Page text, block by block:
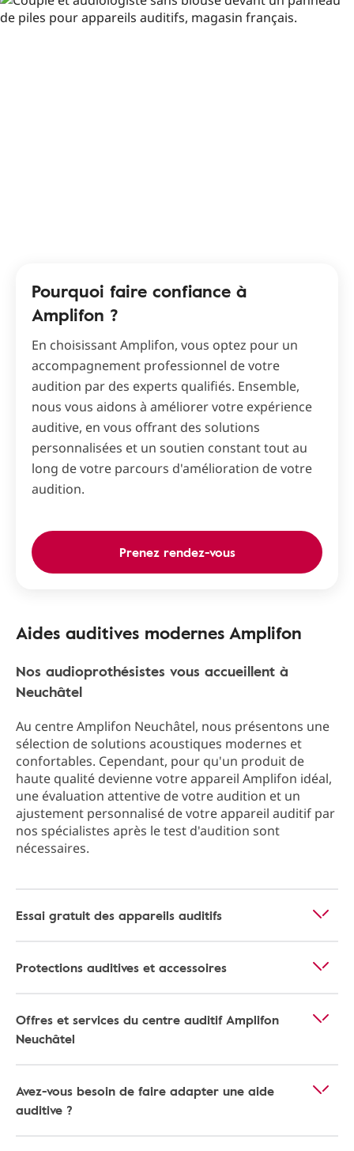
Pourquoi faire confiance à
Amplifon ?
En choisissant Amplifon, vous optez pour un
accompagnement professionnel de votre
audition par des experts qualifiés. Ensemble,
nous vous aidons à améliorer votre expérience
auditive, en vous offrant des solutions
personnalisées et un soutien constant tout au
long de votre parcours d'amélioration de votre
audition.
Prenez rendez-vous
Aides auditives modernes Amplifon
Nos audioprothésistes vous accueillent à
Neuchâtel
Au centre Amplifon Neuchâtel, nous présentons une
sélection de solutions acoustiques modernes et
confortables. Cependant, pour qu'un produit de
haute qualité devienne votre appareil Amplifon idéal,
une évaluation attentive de votre audition et un
ajustement personnalisé de votre appareil auditif par
nos spécialistes après le test d'audition sont
nécessaires.
Essai gratuit des appareils auditifs
Protections auditives et accessoires
Offres et services du centre auditif Amplifon
Neuchâtel
Avez-vous besoin de faire adapter une aide
auditive ?